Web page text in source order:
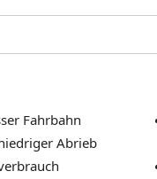
Fahrbahn
Abrieb